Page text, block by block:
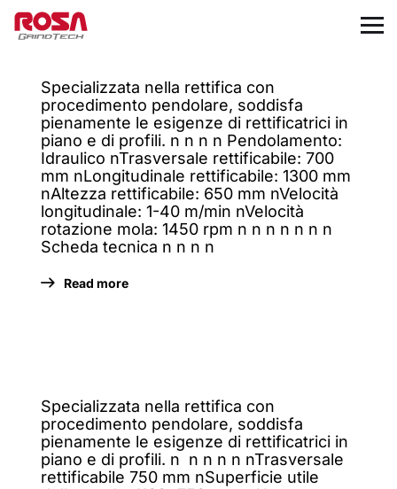
Specializzata nella rettifica con
procedimento pendolare, soddisfa
pienamente le esigenze di rettificatrici in
piano e di profili. n n n n Pendolamento:
Idraulico nTrasversale rettificabile: 700
mm nLongitudinale rettificabile: 1300 mm
nAltezza rettificabile: 650 mm nVelocità
longitudinale: 1-40 m/min nVelocità
rotazione mola: 1450 rpm n n n n n n n
Scheda tecnica n n n n
Read more
Specializzata nella rettifica con
procedimento pendolare, soddisfa
pienamente le esigenze di rettificatrici in
piano e di profili. n n n n n nTrasversale
rettificabile 750 mm nSuperficie utile